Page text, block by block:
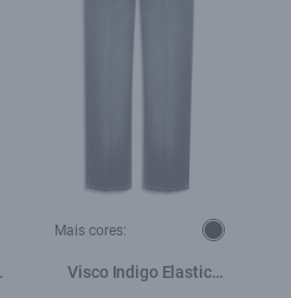
Mais cores:
Visco Indigo Elastic